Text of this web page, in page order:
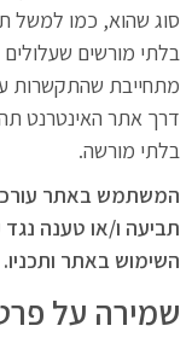
סוג שהוא, כמו למשל
בלתי מורשים
מתחייבת שהתקשרות
דרך אתר האינטרנט
בלתי מורשה.
המשתמש באתר
תביעה ו/או טענה נגד
השימוש באתר ותכניו.
שמירה על